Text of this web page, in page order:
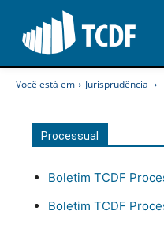
Você está em Jurisprudência
Processual
Boletim TCDF
Boletim TCDF